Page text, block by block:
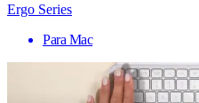
Ergo Series
Para Mac